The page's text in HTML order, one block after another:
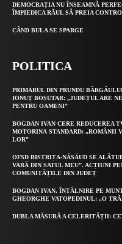
DEMOCRAȚIA NU ÎNSEAMNĂ
ÎMPIEDICA RĂUL SĂ PREIA
CÂND BULA SE SPARGE
POLITICA
PRIMARUL DIN PRUNDU
IONUȚ BOȘUTAR: „JUDEȚUL ARE
PENTRU OAMENI”
BOGDAN IVAN CERE REDUCEREA
MOTORINA STANDARD: „ROMÂNII
LOR”
OFSD BISTRIȚA-NĂSĂUD SE
VARĂ DIN SATUL MEU”. ACȚIUNI
COMUNITĂȚILE DIN JUDEȚ
BOGDAN IVAN, ÎNTÂLNIRE PE
GHEORGHE VATOPEDINUL: „O
DUBLA MĂSURĂ A CELERITĂȚII: